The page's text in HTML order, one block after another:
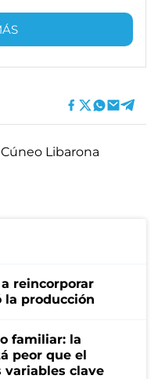
Libarona
reincorporar
la producción
familiar: la
peor que el
variables clave